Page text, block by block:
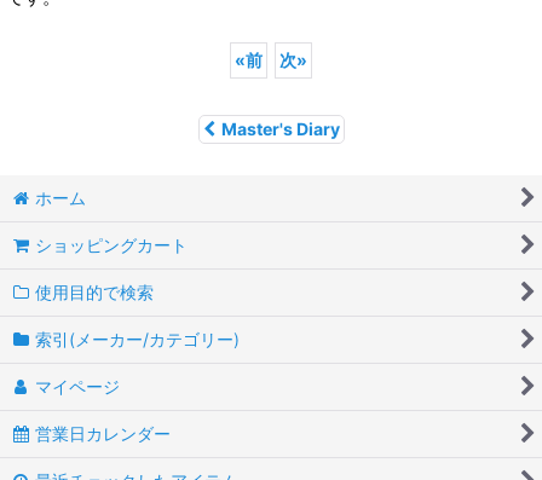
«前 次»
Master's Diary
ホーム
ショッピングカート
使用目的で検索
索引(メーカー/カテゴリー)
マイページ
営業日カレンダー